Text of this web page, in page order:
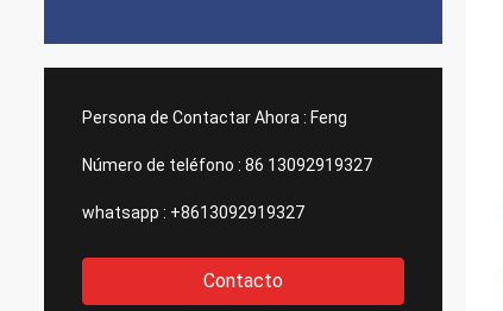
Persona de Contactar Ahora : Feng
Número de teléfono : 86 13092919327
whatsapp : +8613092919327
Contacto